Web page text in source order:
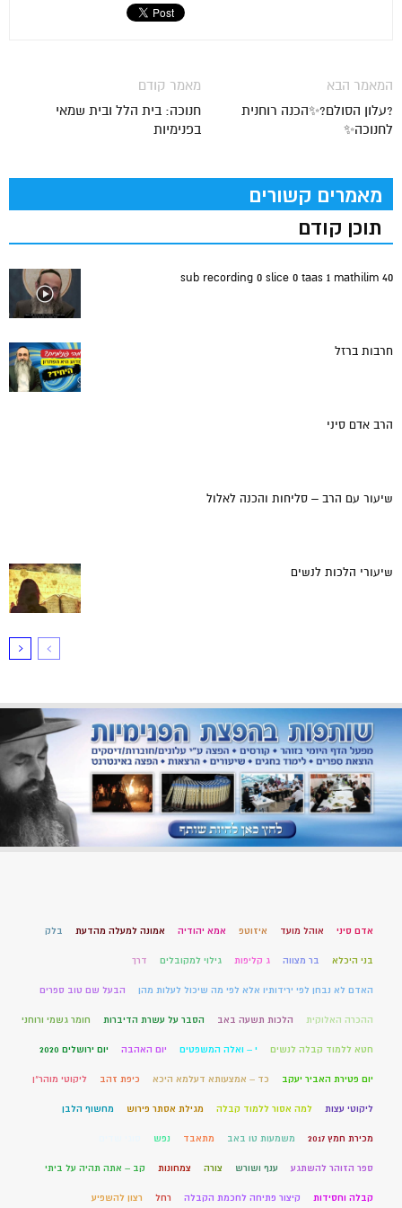
מאמר קודם
חנוכה: בית הלל ובית שמאי
בפנימיות
המאמר הבא
?עלון הסולם?✨הכנה רוחנית
לחנוכה✨
מאמרים קשורים
תוכן קודם
sub recording 0 slice 0 taas 1 mathilim 40
חרבות ברזל
הרב אדם סיני
שיעור עם הרב – סליחות והכנה לאלול
שיעורי הלכות לנשים
אדם סיני אוהל מועד איזוטפ אמא יהודיה אמונה למעלה מהדעת בלק
בני היכלא בר מצווה ג קליפות גילוי למקובלים דרך
האדם לא נבחן לפי ירידותיו אלא לפי מה שיכול לעלות מהן הבעל שם טוב ספרים
ההכרה האלוקית הלכות תשעה באב הסבר על עשרת הדיברות חומר גשמי ורוחני
חטא ללמוד קבלה לנשים י – ואלה המשפטים יום האהבה יום ירושלים 2020
יום פטירת האביר יעקב כד – אמצעותא דעלמא היכא כיפת זהב ליקוטי מוהר"ן
ליקוטי עצות למה אסור ללמוד קבלה מגילת אסתר פירוש מחשוף הלבן
מכירת חמץ 2017 משמעות טו באב מתאבד נפש
ספר הזוהר להשתגע ענף ושורש צורה צמחונות קב – אתה תהיה על ביתי
קבלה וחסידות קיצור פתיחה לחכמת הקבלה רחל רצון להשפיע